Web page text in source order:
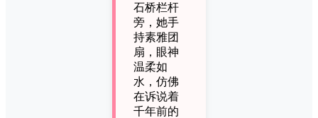
石桥栏杆
旁，她手
持素雅团
扇，眼神
温柔如
水，仿佛
在诉说着
千年前的